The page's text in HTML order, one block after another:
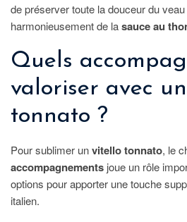
de préserver toute la douceur du veau
harmonieusement de lasauce au
Quels
valoriser avec
tonnato ?
Pour sublimer unvitello tonnato, le
accompagnements joue un rôle
options pour apporter une touche
italien.